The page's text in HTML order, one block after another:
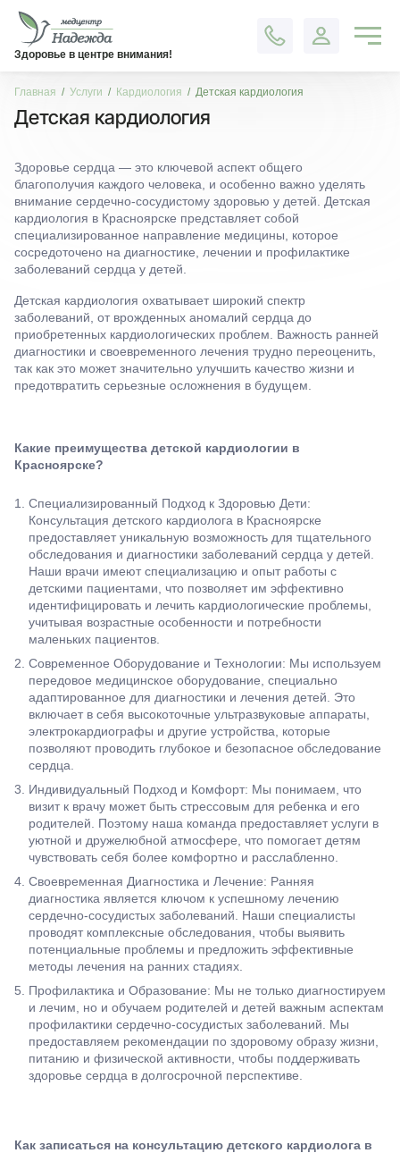
Здоровье в центре внимания!
Контакты
Главная Услуги Кардиология Детская кардиология
Детская кардиология
Здоровье сердца — это ключевой аспект общего
благополучия каждого человека, и особенно важно уделять
внимание сердечно-сосудистому здоровью у детей. Детская
кардиология в Красноярске представляет собой
специализированное направление медицины, которое
сосредоточено на диагностике, лечении и профилактике
заболеваний сердца у детей.
Детская кардиология охватывает широкий спектр
заболеваний, от врожденных аномалий сердца до
приобретенных кардиологических проблем. Важность ранней
диагностики и своевременного лечения трудно переоценить,
так как это может значительно улучшить качество жизни и
предотвратить серьезные осложнения в будущем.
Какие преимущества детской кардиологии в
Красноярске?
Специализированный Подход к Здоровью Дети:
Консультация детского кардиолога в Красноярске
предоставляет уникальную возможность для тщательного
обследования и диагностики заболеваний сердца у детей.
Наши врачи имеют специализацию и опыт работы с
детскими пациентами, что позволяет им эффективно
идентифицировать и лечить кардиологические проблемы,
учитывая возрастные особенности и потребности
маленьких пациентов.
Современное Оборудование и Технологии: Мы используем
передовое медицинское оборудование, специально
адаптированное для диагностики и лечения детей. Это
включает в себя высокоточные ультразвуковые аппараты,
электрокардиографы и другие устройства, которые
позволяют проводить глубокое и безопасное обследование
сердца.
Индивидуальный Подход и Комфорт: Мы понимаем, что
визит к врачу может быть стрессовым для ребенка и его
родителей. Поэтому наша команда предоставляет услуги в
уютной и дружелюбной атмосфере, что помогает детям
чувствовать себя более комфортно и расслабленно.
Своевременная Диагностика и Лечение: Ранняя
диагностика является ключом к успешному лечению
сердечно-сосудистых заболеваний. Наши специалисты
проводят комплексные обследования, чтобы выявить
потенциальные проблемы и предложить эффективные
методы лечения на ранних стадиях.
Профилактика и Образование: Мы не только диагностируем
и лечим, но и обучаем родителей и детей важным аспектам
профилактики сердечно-сосудистых заболеваний. Мы
предоставляем рекомендации по здоровому образу жизни,
питанию и физической активности, чтобы поддерживать
здоровье сердца в долгосрочной перспективе.
Как записаться на консультацию детского кардиолога в